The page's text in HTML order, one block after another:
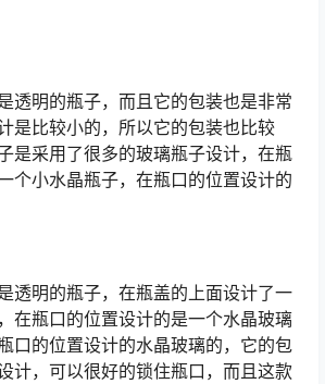
透明的瓶子，而且它的包装也是非常
是比较小的，所以它的包装也比较
是采用了很多的玻璃瓶子设计，在瓶
个小水晶瓶子，在瓶口的位置设计的
透明的瓶子，在瓶盖的上面设计了一
在瓶口的位置设计的是一个水晶玻璃
口的位置设计的水晶玻璃的，它的包
计，可以很好的锁住瓶口，而且这款